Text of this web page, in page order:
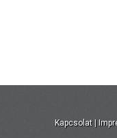
Kapcsolat |